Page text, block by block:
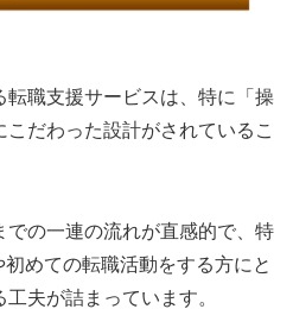
職支援サービスは、特に「操
だわった設計がされているこ
の一連の流れが直感的で、特
めての転職活動をする方にと
夫が詰まっています。